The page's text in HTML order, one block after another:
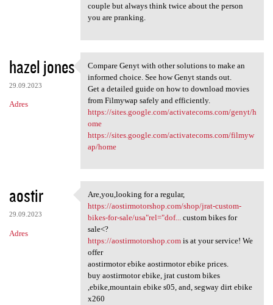
couple but always think twice about the person
you are pranking.
hazel jones
29.09.2023
Adres
Compare Genyt with other
Compare Genyt with other solutions to make an
informed choice. See how Genyt stands out.
Get a detailed guide on how to download movies
from Filmywap safely and efficiently.
https://sites.google.com/activatecoms.com/genyt/h
ome
https://sites.google.com/activatecoms.com/filmyw
ap/home
aostir
29.09.2023
Adres
Are,you,looking for a regular
Are,you,looking for a regular,
https://aostirmotorshop.com/shop/jrat-custom-
bikes-for-sale/usa"rel="dof...custom bikes for
sale<?
https://aostirmotorshop.comis at your service! We
offer
aostirmotor ebike aostirmotor ebike prices.
buy aostirmotor ebike, jrat custom bikes
,ebike,mountain ebike s05, and, segway dirt ebike
x260